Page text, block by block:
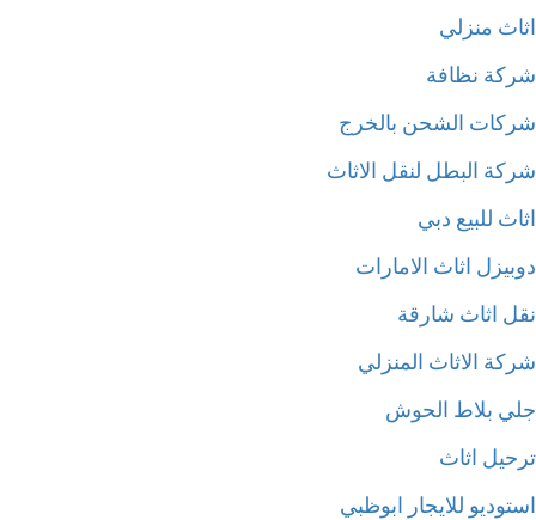
منزلي
نظافة
الشحن بالخرج
البطل لنقل الاثاث
للبيع دبي
اثاث الامارات
اثاث شارقة
الاثاث المنزلي
بلاط الحوش
اثاث
للايجار ابوظبي